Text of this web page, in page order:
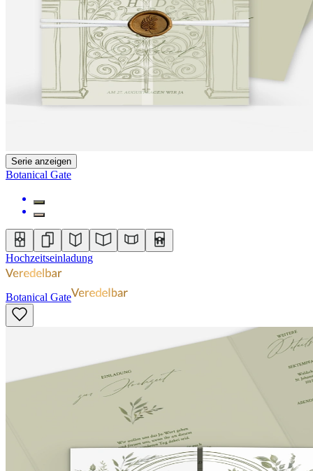
Serie anzeigen
Botanical Gate
Hochzeitseinladung
Botanical Gate